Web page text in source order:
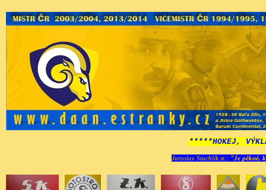
*****HOKEJ,
Jaroslav Stuchlík st.: "Je pěkné,